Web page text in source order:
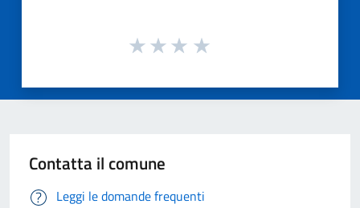
Contatta il comune
Leggi le domande frequenti